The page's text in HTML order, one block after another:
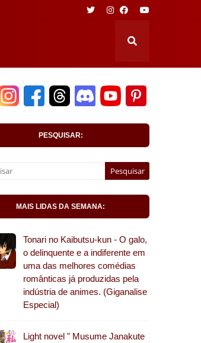
PESQUISAR:
MAIS LIDAS DA SEMANA:
Tonari no Kaibutsu-kun - O galo,
o delinquente e a indiferente em
uma das melhores comédias
românticas já produzidas pela
indústria de animes. (Giganalise
Especial)
Light novel " Musume Janakute